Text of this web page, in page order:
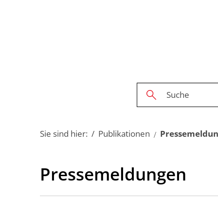
Sie sind hier: Publikationen
Pressemeldungen